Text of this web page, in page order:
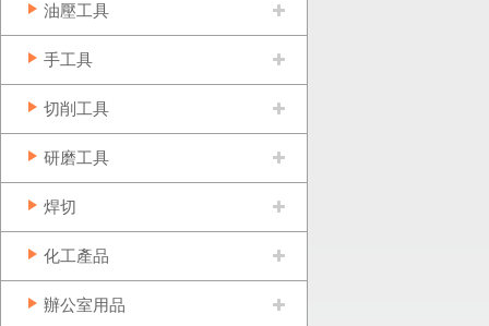
油壓工具
手工具
切削工具
研磨工具
焊切
化工產品
辦公室用品